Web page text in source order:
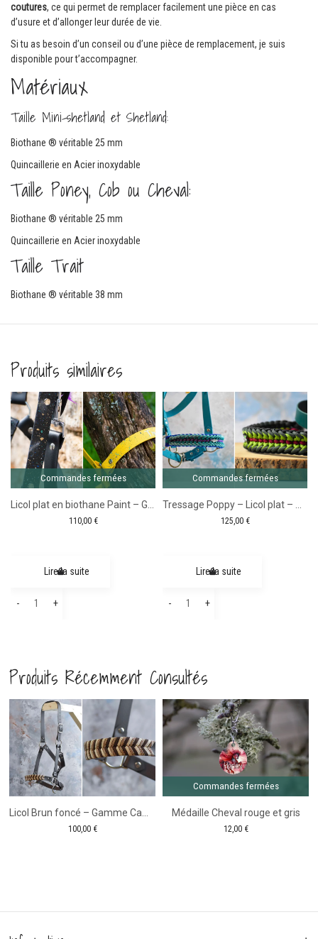
coutures, ce qui permet de remplacer facilement une pièce en cas
d’usure et d’allonger leur durée de vie.
Si tu as besoin d’un conseil ou d’une pièce de remplacement, je suis
disponible pour t’accompagner.
Matériaux
Taille Mini-shetland et Shetland:
Biothane ® véritable 25 mm
Quincaillerie en Acier inoxydable
Taille Poney, Cob ou Cheval:
Biothane ® véritable 25 mm
Quincaillerie en Acier inoxydable
Taille Trait
Biothane ® véritable 38 mm
Produits similaires
Commandes fermées
110,00 €
Lire la suite
-
quantité
en
Paint
-
Gamme
trait
+
Commandes fermées
125,00 €
Lire la suite
-
quantité
-
plat
-
Gamme
+
Produits Récemment Consultés
100,00 €
Commandes fermées
Médaille Cheval rouge et gris
12,00 €